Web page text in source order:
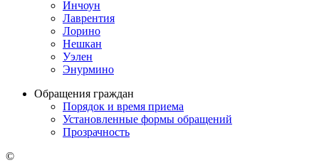
Инчоун
Лаврентия
Лорино
Нешкан
Уэлен
Энурмино
Обращения граждан
Порядок и время приема
Установленные формы обращений
Прозрачность
©